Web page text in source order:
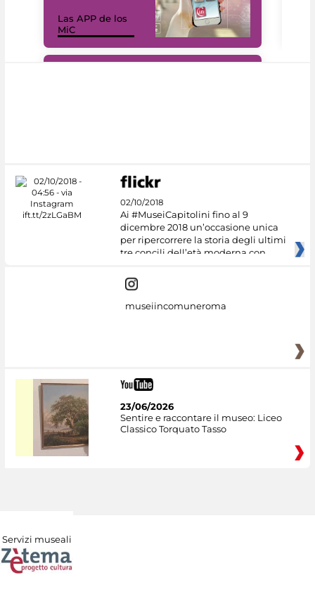
Las APP de los
MiC
02/10/2018
Ai #MuseiCapitolini fino al 9
dicembre 2018 un’occasione unica
per ripercorrere la storia degli ultimi
tre concili dell’età moderna con
museiincomuneroma
23/06/2026
Sentire e raccontare il museo: Liceo
Classico Torquato Tasso
Servizi museali